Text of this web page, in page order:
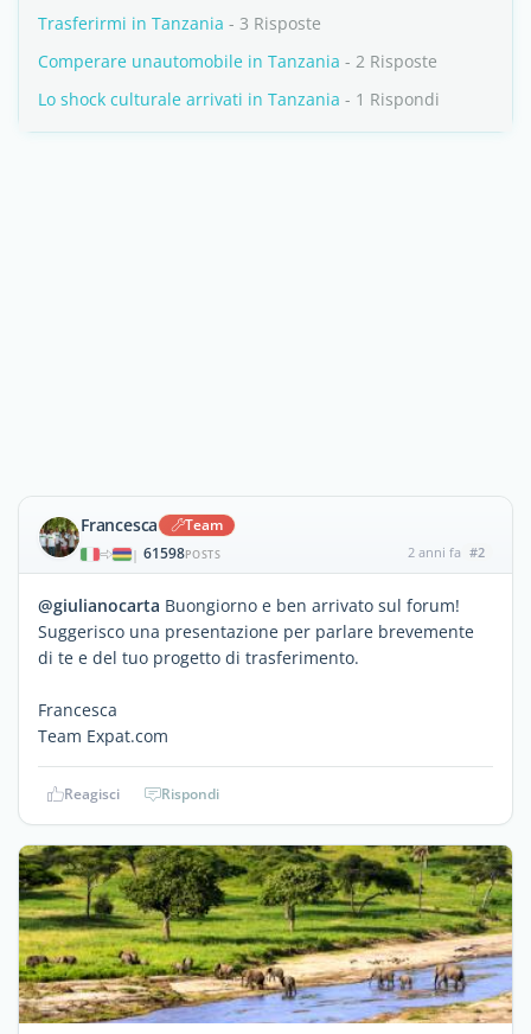
Trasferirmi in Tanzania - 3 Risposte
Comperare unautomobile in Tanzania - 2 Risposte
Lo shock culturale arrivati in Tanzania - 1 Rispondi
Francesca Team
| 61598POSTS 2 anni fa #2
@giulianocarta Buongiorno e ben arrivato sul forum!
Suggerisco una presentazione per parlare brevemente
di te e del tuo progetto di trasferimento.
Francesca
Team Expat.com
Reagisci Rispondi